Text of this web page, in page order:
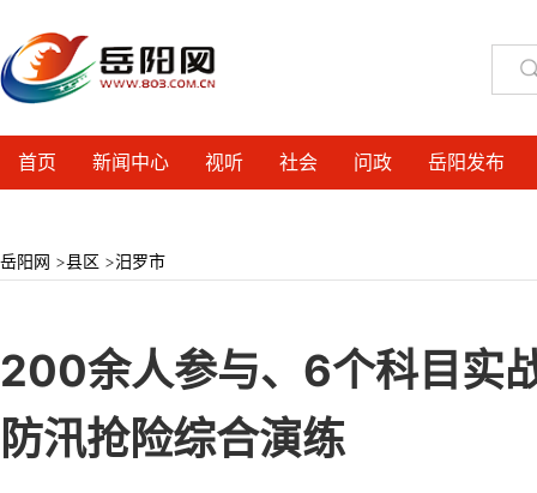
首页 新闻中心 视听 社会 问政 岳阳发布
岳阳网 >县区 >汨罗市
200余人参与、6个科目实
防汛抢险综合演练